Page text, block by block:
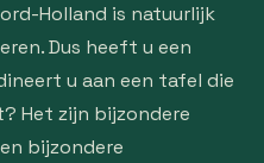
Holland is natuurlijk
Dus heeft u een
u aan een tafel die
Het zijn bijzondere
bijzondere